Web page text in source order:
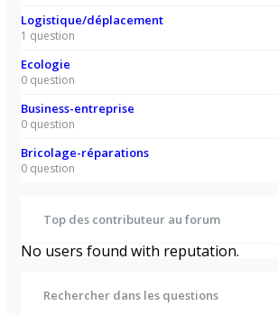
Logistique/déplacement
1 question
Ecologie
0 question
Business-entreprise
0 question
Bricolage-réparations
0 question
Top des contributeur au forum
No users found with reputation.
Rechercher dans les questions